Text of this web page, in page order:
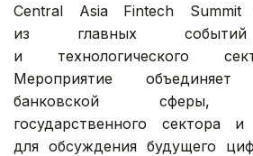
Central Asia Fintech
из главных событий
и технологического
Мероприятие объединяет
банковской сферы,
государственного сектора
для обсуждения будущего